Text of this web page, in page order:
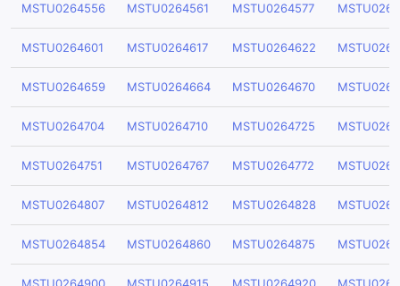
MSTU0264556 MSTU0264561 MSTU0264577
MSTU0264601 MSTU0264617 MSTU0264622
MSTU0264659 MSTU0264664 MSTU0264670
MSTU0264704 MSTU0264710 MSTU0264725
MSTU0264751 MSTU0264767 MSTU0264772
MSTU0264807 MSTU0264812 MSTU0264828
MSTU0264854 MSTU0264860 MSTU0264875